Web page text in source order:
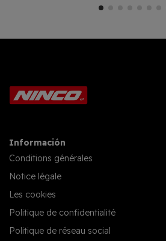
Información
Conditions générales
Notice légale
Les cookies
Politique de confidentialité
Politique de réseau social